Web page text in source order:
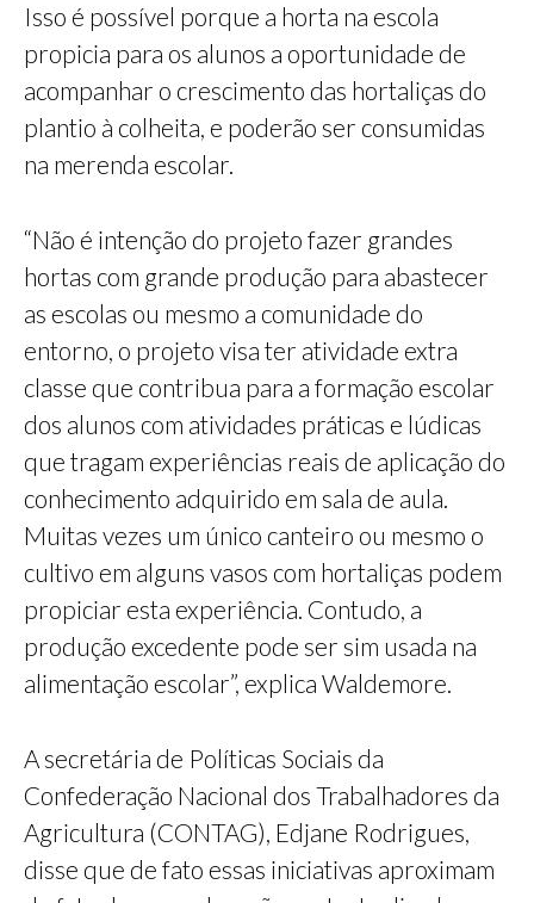
Isso é possível porque a horta na escola
propicia para os alunos a oportunidade de
acompanhar o crescimento das hortaliças do
plantio à colheita, e poderão ser consumidas
na merenda escolar.
“Não é intenção do projeto fazer grandes
hortas com grande produção para abastecer
as escolas ou mesmo a comunidade do
entorno, o projeto visa ter atividade extra
classe que contribua para a formação escolar
dos alunos com atividades práticas e lúdicas
que tragam experiências reais de aplicação do
conhecimento adquirido em sala de aula.
Muitas vezes um único canteiro ou mesmo o
cultivo em alguns vasos com hortaliças podem
propiciar esta experiência. Contudo, a
produção excedente pode ser sim usada na
alimentação escolar”, explica Waldemore.
A secretária de Políticas Sociais da
Confederação Nacional dos Trabalhadores da
Agricultura (CONTAG), Edjane Rodrigues,
disse que de fato essas iniciativas aproximam